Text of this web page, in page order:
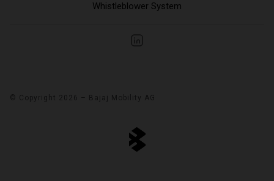
© Copyright 2026 – Bajaj Mobility AG
Whistleblower System